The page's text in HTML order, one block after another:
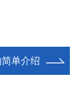
单介绍